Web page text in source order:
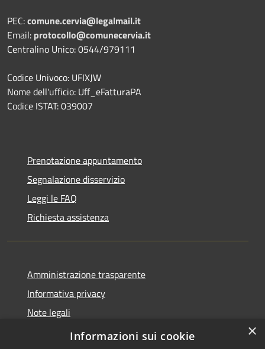
PEC:comune.cervia@legalmail.it
Email: protocollo@comunecervia.it
Centralino Unico: 0544/979111
Codice Univoco: UFIXJW
Nome dell'ufficio: Uff_eFatturaPA
Codice ISTAT: 039007
Prenotazione appuntamento
Segnalazione disservizio
Leggi le FAQ
Richiesta assistenza
Amministrazione trasparente
Informativa privacy
Note legali
Dichiarazione di accessibilità
×
Informazioni sui cookie